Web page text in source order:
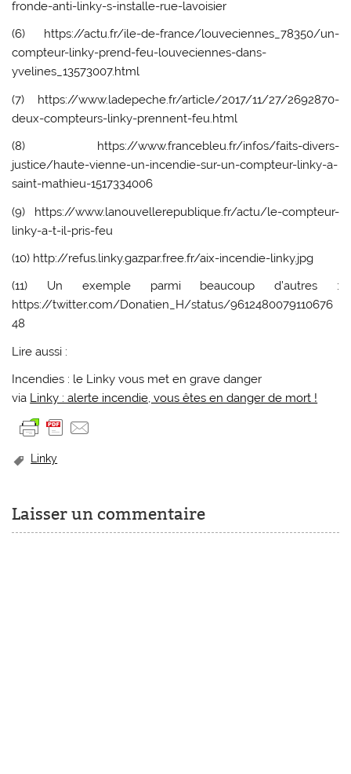
fronde-anti-linky-s-installe-rue-lavoisier
(6) https://actu.fr/ile-de-france/louveciennes_78350/un-
compteur-linky-prend-feu-louveciennes-dans-
yvelines_13573007.html
(7) https://www.ladepeche.fr/article/2017/11/27/2692870-
deux-compteurs-linky-prennent-feu.html
(8) https://www.francebleu.fr/infos/faits-divers-
justice/haute-vienne-un-incendie-sur-un-compteur-linky-a-
saint-mathieu-1517334006
(9) https://www.lanouvellerepublique.fr/actu/le-compteur-
linky-a-t-il-pris-feu
(10) http://refus.linky.gazpar.free.fr/aix-incendie-linky.jpg
(11) Un exemple parmi beaucoup d’autres :
https://twitter.com/Donatien_H/status/9612480079110676
48
Lire aussi :
Incendies : le Linky vous met en grave danger
via Linky : alerte incendie, vous êtes en danger de mort !
Linky
Laisser un commentaire